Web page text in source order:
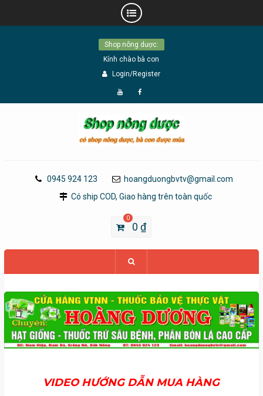
Shop nông dược:
Kính chào bà con
Login/Register
Đăng
YouTube
Page
0945 924 123
hoangduongbvtv@gmail.com
Có ship COD, Giao hàng trên toàn quốc
0
0₫
VIDEO HƯỚNG DẪN MUA HÀNG